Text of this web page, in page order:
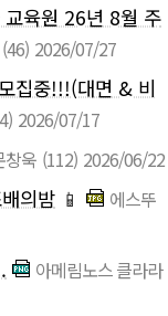
육원 26년 8월 주
(46) 2026/07/27
집중!!!(대면 & 비
2026/07/17
창욱 (112) 2026/06/22
의밤 📱
에스뚜
아메림노스 클라라